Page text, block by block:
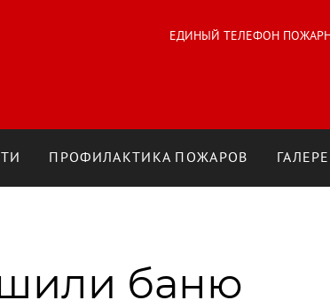
ЕДИНЫЙ ТЕЛЕФОН
ПРОФИЛАКТИКА ПОЖАРОВ
баню